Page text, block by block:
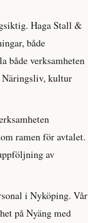
Haga Stall &
både
både verksamheten
Näringsliv, kultur
ramen för avtalet.
av
i Nyköping. Vår
på Nyäng med